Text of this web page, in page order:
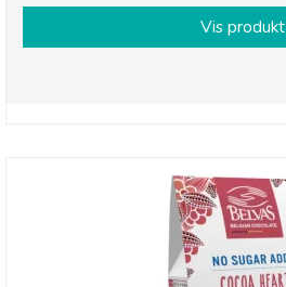
Vis produkt